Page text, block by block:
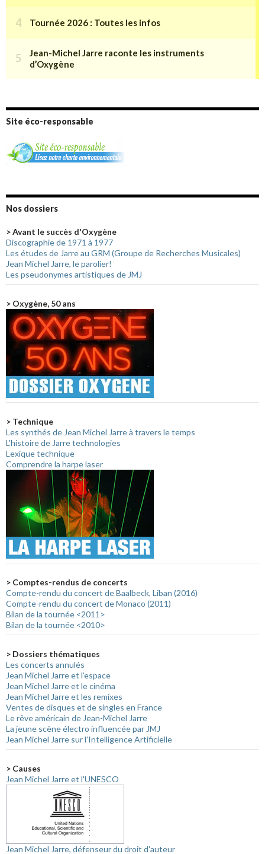
Site éco-responsable
Nos dossiers
> Avant le succès d'Oxygène
Discographie de 1971 à 1977
Les études de Jarre au GRM (Groupe de Recherches Musicales)
Jean Michel Jarre, le parolier!
Les pseudonymes artistiques de JMJ
> Oxygène, 50 ans
> Technique
Les synthés de Jean Michel Jarre à travers le temps
L'histoire de Jarre technologies
Lexique technique
Comprendre la harpe laser
> Comptes-rendus de concerts
Compte-rendu du concert de Baalbeck, Liban (2016)
Compte-rendu du concert de Monaco (2011)
Bilan de la tournée <2011>
Bilan de la tournée <2010>
> Dossiers thématiques
Les concerts annulés
Jean Michel Jarre et l'espace
Jean Michel Jarre et le cinéma
Jean Michel Jarre et les remixes
Ventes de disques et de singles en France
Le rêve américain de Jean-Michel Jarre
La jeune scène électro influencée par JMJ
Jean Michel Jarre sur l'Intelligence Artificielle
> Causes
Jean Michel Jarre et l'UNESCO
Jean Michel Jarre, défenseur du droit d'auteur